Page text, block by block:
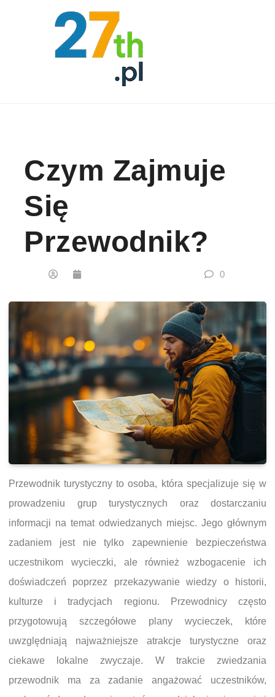
Czym Zajmuje
Się
Przewodnik?
0
Przewodnik turystyczny to osoba, która specjalizuje się w
prowadzeniu grup turystycznych oraz dostarczaniu
informacji na temat odwiedzanych miejsc. Jego głównym
zadaniem jest nie tylko zapewnienie bezpieczeństwa
uczestnikom wycieczki, ale również wzbogacenie ich
doświadczeń poprzez przekazywanie wiedzy o historii,
kulturze i tradycjach regionu. Przewodnicy często
przygotowują szczegółowe plany wycieczek, które
uwzględniają najważniejsze atrakcje turystyczne oraz
ciekawe lokalne zwyczaje. W trakcie zwiedzania
przewodnik ma za zadanie angażować uczestników,